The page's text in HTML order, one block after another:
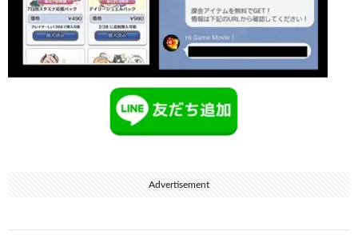
Advertisement